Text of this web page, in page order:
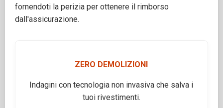
fornendoti la perizia per ottenere il rimborso
dall'assicurazione.
ZERO DEMOLIZIONI
Indagini con tecnologia non invasiva che salva i
tuoi rivestimenti.